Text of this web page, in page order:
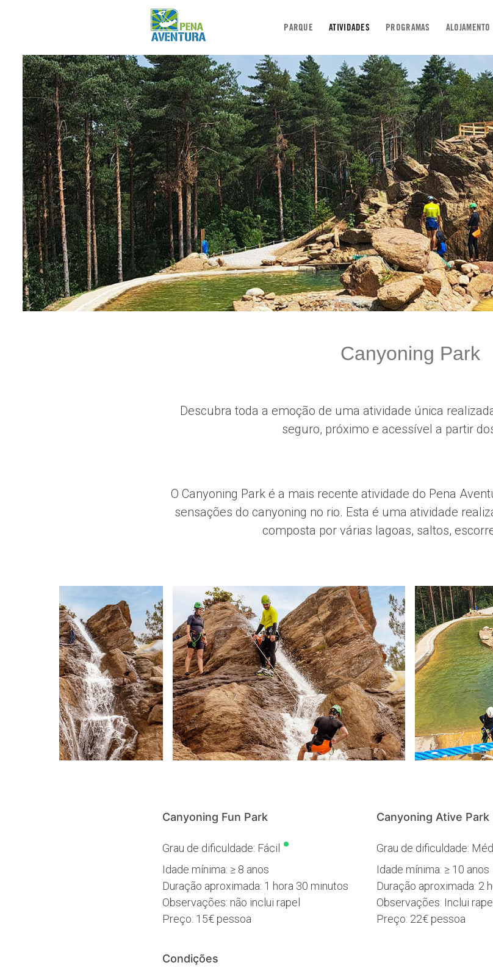
PARQUE ATIVIDADES PROGRAMAS ALOJAMENTO
Canyoning Park
Descubra toda a emoção de uma atividade única
seguro, próximo e acessível a partir
O Canyoning Park é a mais recente atividade do Pena
sensações do canyoning no rio. Esta é uma atividade
composta por várias lagoas, saltos,
Canyoning Fun Park
Grau de dificuldade: Fácil •
Idade mínima: ≥ 8 anos
Duração aproximada: 1 hora 30 minutos
Observações: não inclui rapel
Preço: 15€ pessoa
Canyoning Ative Park
Grau de dificuldade:
Idade mínima: ≥ 10 anos
Duração aproximada: 2
Observações: Inclui
Preço: 22€ pessoa
Condições